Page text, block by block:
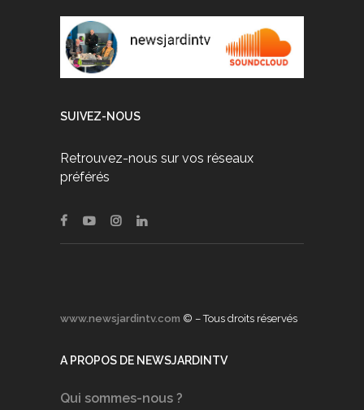
SUIVEZ-NOUS
Retrouvez-nous sur vos réseaux
préférés
www.newsjardintv.com © – Tous droits réservés
A PROPOS DE NEWSJARDINTV
Qui sommes-nous ?